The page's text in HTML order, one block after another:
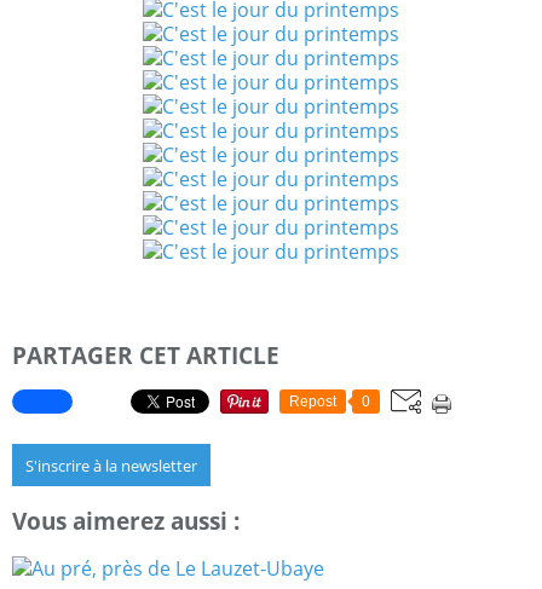
PARTAGER CET ARTICLE
Repost 0
S'inscrire à la newsletter
Vous aimerez aussi :